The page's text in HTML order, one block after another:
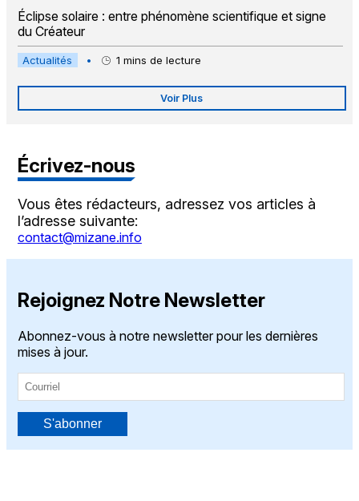
Éclipse solaire : entre phénomène scientifique et signe
du Créateur
Actualités • 1 mins de lecture
Voir Plus
Écrivez-nous
Vous êtes rédacteurs, adressez vos articles à
l’adresse suivante:
contact@mizane.info
Rejoignez Notre Newsletter
Abonnez-vous à notre newsletter pour les dernières
mises à jour.
S'abonner